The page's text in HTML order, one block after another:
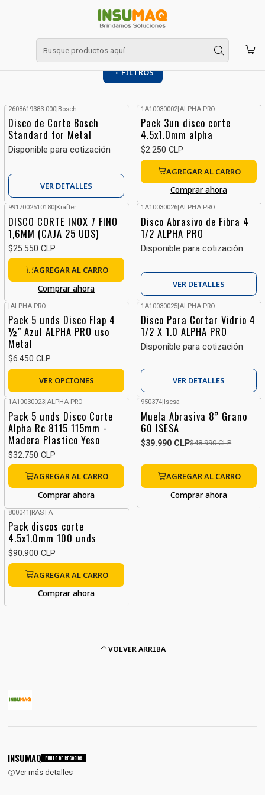
Inicio Discos Corte
Discos Corte
FILTROS
2608619383-000|Bosch
Disco de Corte Bosch
Standard for Metal
Disponible para cotización
VER DETALLES
1A10030002|ALPHA PRO
Pack 3un disco corte
4.5x1.0mm alpha
$2.250 CLP
AGREGAR AL CARRO
Comprar ahora
9917002510180 Krafter
DISCO CORTE INOX 7 FINO
1,6MM (CAJA 25 UDS)
$25.550 CLP
AGREGAR AL CARRO
Comprar ahora
1A10030026 |ALPHA PRO
Disco Abrasivo de Fibra 4
1/2 ALPHA PRO
Disponible para cotización
VER DETALLES
|ALPHA PRO
Pack 5 unds Disco Flap 4
½" Azul ALPHA PRO uso
Metal
$6.450 CLP
VER OPCIONES
1A10030025|ALPHA PRO
Disco Para Cortar Vidrio 4
1/2 X 1.0 ALPHA PRO
Disponible para cotización
VER DETALLES
1A10030023 |ALPHA PRO
Pack 5 unds Disco Corte
Alpha Rc 8115 115mm -
Madera Plastico Yeso
$32.750 CLP
AGREGAR AL CARRO
Comprar ahora
OFF
950374 Isesa
Muela Abrasiva 8” Grano
60 ISESA
$39.990 CLP$48.990 CLP
AGREGAR AL CARRO
Comprar ahora
Sin stock
800041 |RASTA
Pack discos corte
4.5x1.0mm 100 unds
$90.900 CLP
AGREGAR AL CARRO
Comprar ahora
VOLVER ARRIBA
INSUMAQ PUNTO DE RECOGIDA
Ver más detalles